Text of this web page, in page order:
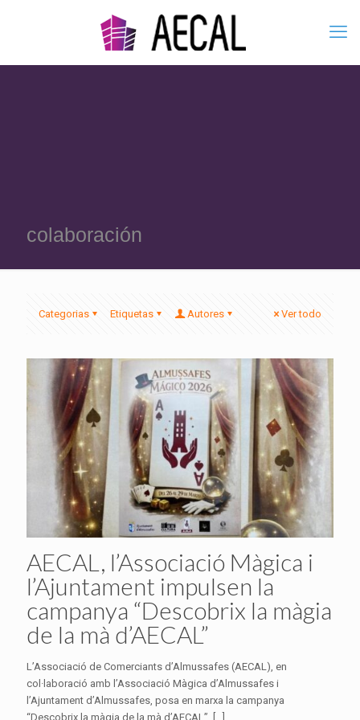
colaboración
Categorias Etiquetas Autores Ver todo
AECAL, l’Associació Màgica i
l’Ajuntament impulsen la
campanya “Descobrix la màgia
de la mà d’AECAL”
L’Associació de Comerciants d’Almussafes (AECAL), en
col·laboració amb l’Associació Màgica d’Almussafes i
l’Ajuntament d’Almussafes, posa en marxa la campanya
“Descobrix la màgia de la mà d’AECAL”,